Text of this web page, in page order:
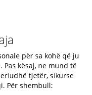
për sa kohë që ju
kësaj, ne mund të
tjetër, sikurse
Për shembull: